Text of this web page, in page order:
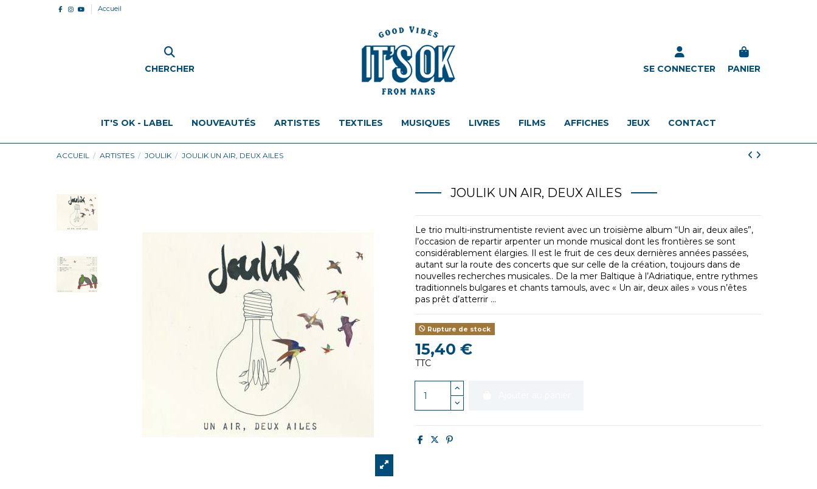
Accueil
CHERCHER SE CONNECTER PANIER
IT'S OK - LABEL NOUVEAUTÉS ARTISTES TEXTILES MUSIQUES LIVRES FILMS AFFICHES JEUX CONTACT
ACCUEIL ARTISTES JOULIK JOULIK UN AIR, DEUX AILES
JOULIK UN AIR, DEUX AILES
Le trio multi-instrumentiste revient avec un troisième album “Un air, deux ailes”,
l’occasion de repartir arpenter un monde musical dont les frontières se sont
considérablement élargies. Il est le fruit de ces deux dernières années passées,
autant sur la route des concerts que sur celle de la création, toujours dans de
nouvelles recherches musicales.. De la mer Baltique à l’Adriatique, entre rythmes
traditionnels bulgares et chants tamouls, avec « Un air, deux ailes » vous n’êtes
pas prêt d’atterrir ...
Rupture de stock
15,40 €
TTC